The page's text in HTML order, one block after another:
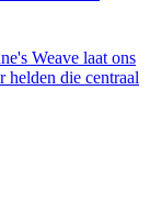
Weave laat ons
helden die centraal